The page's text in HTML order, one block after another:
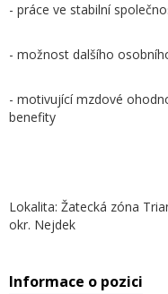
- práce ve stabilní
- možnost dalšího
- motivující mzdové
benefity
Lokalita: Žatecká zóna
okr. Nejdek
Informace o pozici